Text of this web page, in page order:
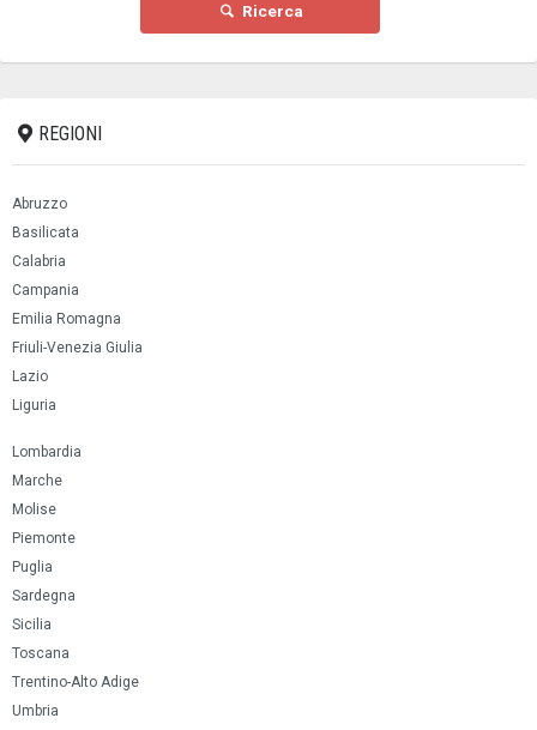
Ricerca
REGIONI
Abruzzo
Basilicata
Calabria
Campania
Emilia Romagna
Friuli-Venezia Giulia
Lazio
Liguria
Lombardia
Marche
Molise
Piemonte
Puglia
Sardegna
Sicilia
Toscana
Trentino-Alto Adige
Umbria